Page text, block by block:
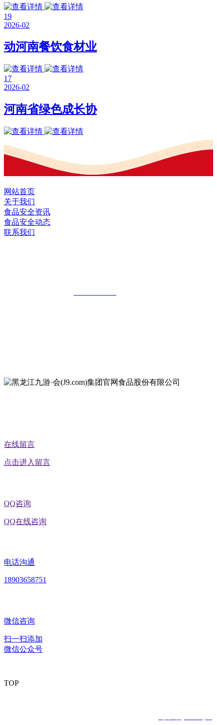
19
2026-02
动河南餐饮食材业
17
2026-02
河南省绿色成长协
网站首页
关于我们
食品安全资讯
食品安全动态
联系我们
在线留言
点击进入留言
QQ咨询
QQ在线咨询
电话沟通
18903658751
微信咨询
扫一扫添加
微信公众号
TOP